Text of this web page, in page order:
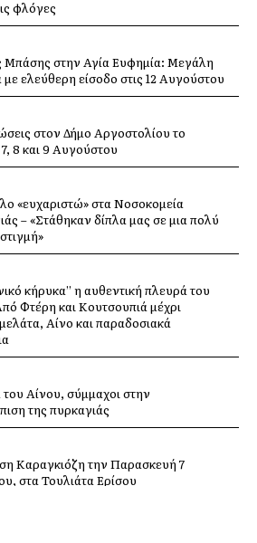
φλόγες
Μπάσης στην Αγία Ευφημία: Μεγάλη
ελεύθερη είσοδο στις 12 Αυγούστου
στον Δήμο Αργοστολίου το
8 και 9 Αυγούστου
«ευχαριστώ» στα Νοσοκομεία
– «Στάθηκαν δίπλα μας σε μια πολύ
κήρυκα” η αυθεντική πλευρά του
Φτέρη και Κουτσουπιά μέχρι
Αίνο και παραδοσιακά
Αίνου, σύμμαχοι στην
της πυρκαγιάς
Καραγκιόζη την Παρασκευή 7
στα Τουλιάτα Ερίσου